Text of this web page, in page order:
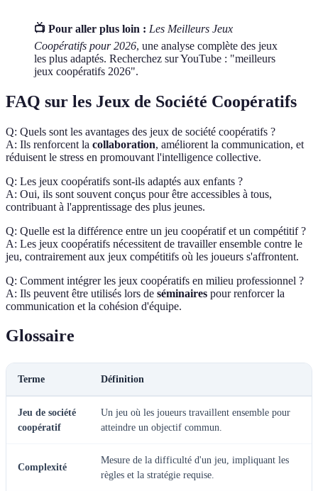
📺 Pour aller plus loin : Les Meilleurs Jeux
Coopératifs pour 2026, une analyse complète des jeux
les plus adaptés. Recherchez sur YouTube : "meilleurs
jeux coopératifs 2026".
FAQ sur les Jeux de Société Coopératifs
Q: Quels sont les avantages des jeux de société coopératifs ?
A: Ils renforcent la collaboration, améliorent la communication, et
réduisent le stress en promouvant l'intelligence collective.
Q: Les jeux coopératifs sont-ils adaptés aux enfants ?
A: Oui, ils sont souvent conçus pour être accessibles à tous,
contribuant à l'apprentissage des plus jeunes.
Q: Quelle est la différence entre un jeu coopératif et un compétitif ?
A: Les jeux coopératifs nécessitent de travailler ensemble contre le
jeu, contrairement aux jeux compétitifs où les joueurs s'affrontent.
Q: Comment intégrer les jeux coopératifs en milieu professionnel ?
A: Ils peuvent être utilisés lors de séminaires pour renforcer la
communication et la cohésion d'équipe.
Glossaire
Terme Définition
Jeu de société
coopératif
Un jeu où les joueurs travaillent ensemble pour
atteindre un objectif commun.
Complexité
Mesure de la difficulté d'un jeu, impliquant les
règles et la stratégie requise.